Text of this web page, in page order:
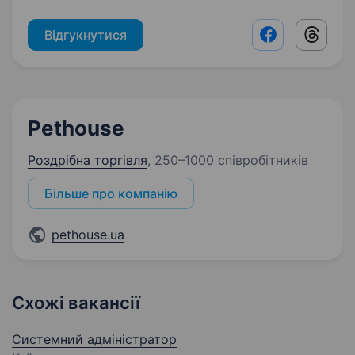
Відгукнутися Facebook
Pethouse
Роздрібна торгівля, 250–1000 співробітників
Більше про компанію
pethouse.ua
Схожі вакансії
Системний адміністратор